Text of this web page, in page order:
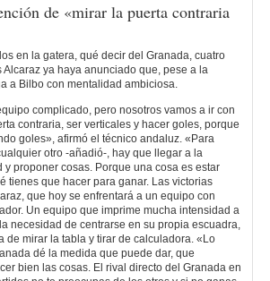
de «mirar la puerta contraria
en la gatera, qué decir del Granada, cuatro
ya haya anunciado que, pese a la
a Bilbo con mentalidad ambiciosa.
complicado, pero nosotros vamos a ir con
contraria, ser verticales y hacer goles, porque
goles», afirmó el técnico andaluz. «Para
otro -añadió-, hay que llegar a la
proponer cosas. Porque una cosa es estar
tienes que hacer para ganar. Las victorias
que hoy se enfrentará a un equipo con
Un equipo que imprime mucha intensidad a
necesidad de centrarse en su propia escuadra,
de mirar la tabla y tirar de calculadora. «Lo
dé la medida que puede dar, que
bien las cosas. El rival directo del Granada en